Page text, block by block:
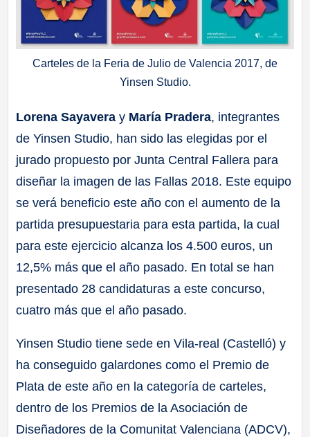
Carteles de la Feria de Julio de Valencia 2017, de
Yinsen Studio.
Lorena Sayavera y María Pradera, integrantes
de Yinsen Studio, han sido las elegidas por el
jurado propuesto por Junta Central Fallera para
diseñar la imagen de las Fallas 2018. Este equipo
se verá beneficio este año con el aumento de la
partida presupuestaria para esta partida, la cual
para este ejercicio alcanza los 4.500 euros, un
12,5% más que el año pasado. En total se han
presentado 28 candidaturas a este concurso,
cuatro más que el año pasado.
Yinsen Studio tiene sede en Vila-real (Castelló) y
ha conseguido galardones como el Premio de
Plata de este año en la categoría de carteles,
dentro de los Premios de la Asociación de
Diseñadores de la Comunitat Valenciana (ADCV),